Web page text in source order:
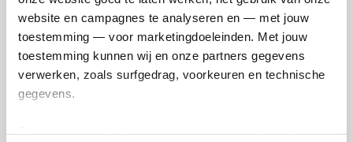
website en campagnes te analyseren en — met jouw
toestemming — voor marketingdoeleinden. Met jouw
toestemming kunnen wij en onze partners gegevens
verwerken, zoals surfgedrag, voorkeuren en technische
gegevens.